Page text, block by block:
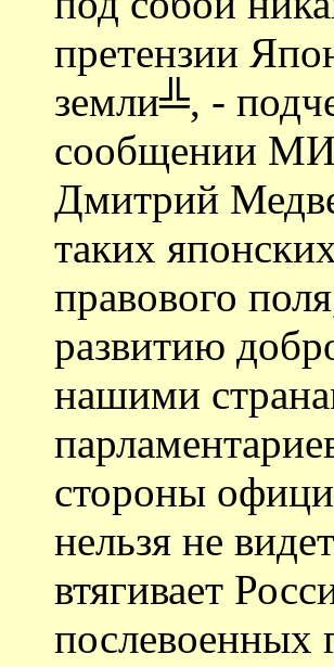
претензии
земли╩, -
сообщении
Дмитрий
таких
правового
развитию
нашими
стороны
нельзя не
втягивает
послевоенных